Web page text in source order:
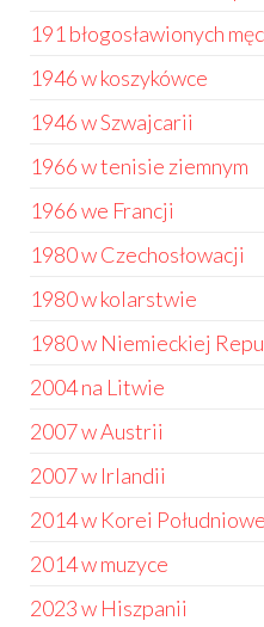
191 błogosławionych
1946 w koszykówce
1946 w Szwajcarii
1966 w tenisie ziemnym
1966 we Francji
1980 w Czechosłowacji
1980 w kolarstwie
1980 w Niemieckiej
2004 na Litwie
2007 w Austrii
2007 w Irlandii
2014 w Korei
2014 w muzyce
2023 w Hiszpanii